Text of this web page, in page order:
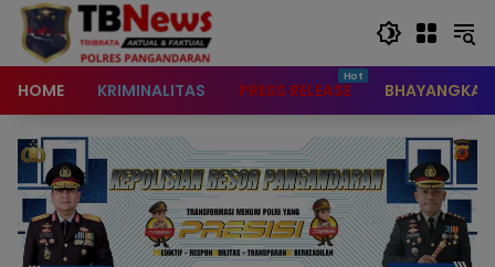
content
HOME KRIMINALITAS PRESS RELEASE BHAYANGKARI